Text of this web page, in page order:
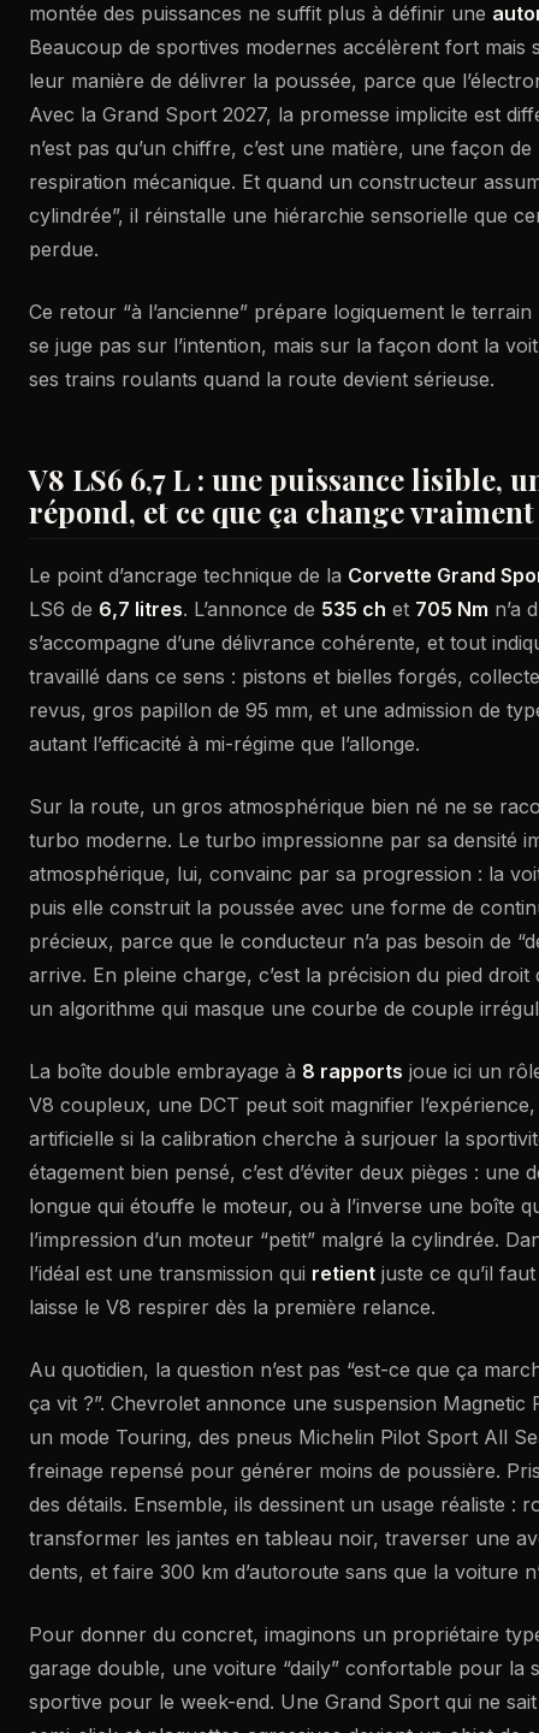
montée des puissances ne suffit plus à définir une
Beaucoup de sportives modernes accélèrent fort mais
leur manière de délivrer la poussée, parce que
Avec la Grand Sport 2027, la promesse implicite est
n’est pas qu’un chiffre, c’est une matière, une façon
respiration mécanique. Et quand un constructeur
cylindrée”, il réinstalle une hiérarchie sensorielle que
perdue.
Ce retour “à l’ancienne” prépare logiquement le
se juge pas sur l’intention, mais sur la façon dont la
ses trains roulants quand la route devient sérieuse.
V8 LS6 6,7 L : une puissance lisible,
répond, et ce que ça change vraiment
Le point d’ancrage technique de la Corvette Grand
LS6 de 6,7 litres. L’annonce de 535 ch et 705 Nm n’a
s’accompagne d’une délivrance cohérente, et tout
travaillé dans ce sens : pistons et bielles forgés,
revus, gros papillon de 95 mm, et une admission de
autant l’efficacité à mi-régime que l’allonge.
Sur la route, un gros atmosphérique bien né ne se
turbo moderne. Le turbo impressionne par sa densité
atmosphérique, lui, convainc par sa progression : la
puis elle construit la poussée avec une forme de
précieux, parce que le conducteur n’a pas besoin de
arrive. En pleine charge, c’est la précision du pied droit
un algorithme qui masque une courbe de couple
La boîte double embrayage à 8 rapports joue ici un
V8 coupleux, une DCT peut soit magnifier
artificielle si la calibration cherche à surjouer la
étagement bien pensé, c’est d’éviter deux pièges : une
longue qui étouffe le moteur, ou à l’inverse une boîte
l’impression d’un moteur “petit” malgré la cylindrée.
l’idéal est une transmission qui retient juste ce qu’il
laisse le V8 respirer dès la première relance.
Au quotidien, la question n’est pas “est-ce que ça
ça vit ?”. Chevrolet annonce une suspension Magnetic
un mode Touring, des pneus Michelin Pilot Sport All
freinage repensé pour générer moins de poussière.
des détails. Ensemble, ils dessinent un usage réaliste :
transformer les jantes en tableau noir, traverser une
dents, et faire 300 km d’autoroute sans que la voiture
Pour donner du concret, imaginons un propriétaire
garage double, une voiture “daily” confortable pour la
sportive pour le week-end. Une Grand Sport qui ne